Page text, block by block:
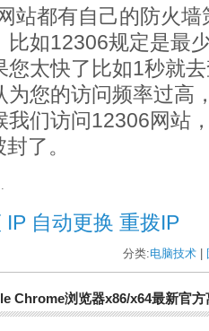
都有自己的防火墙
比如12306规定是最
您太快了比如1秒就
为您的访问频率过高
我们访问12306网站
了。
IP 自动更换 重拨IP
分类:电脑技术
Chrome浏览器x86/x64最新官方